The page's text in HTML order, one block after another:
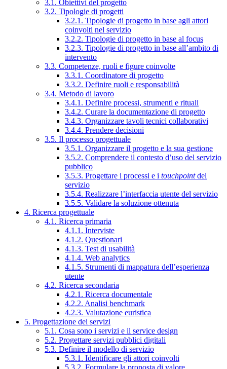
3.1. Obiettivi del progetto
3.2. Tipologie di progetti
3.2.1. Tipologie di progetto in base agli attori
coinvolti nel servizio
3.2.2. Tipologie di progetto in base al focus
3.2.3. Tipologie di progetto in base all’ambito di
intervento
3.3. Competenze, ruoli e figure coinvolte
3.3.1. Coordinatore di progetto
3.3.2. Definire ruoli e responsabilità
3.4. Metodo di lavoro
3.4.1. Definire processi, strumenti e rituali
3.4.2. Curare la documentazione di progetto
3.4.3. Organizzare tavoli tecnici collaborativi
3.4.4. Prendere decisioni
3.5. Il processo progettuale
3.5.1. Organizzare il progetto e la sua gestione
3.5.2. Comprendere il contesto d’uso del servizio
pubblico
3.5.3. Progettare i processi e i touchpointdel
servizio
3.5.4. Realizzare l’interfaccia utente del servizio
3.5.5. Validare la soluzione ottenuta
4. Ricerca progettuale
4.1. Ricerca primaria
4.1.1. Interviste
4.1.2. Questionari
4.1.3. Test di usabilità
4.1.4. Web analytics
4.1.5. Strumenti di mappatura dell’esperienza
utente
4.2. Ricerca secondaria
4.2.1. Ricerca documentale
4.2.2. Analisi benchmark
4.2.3. Valutazione euristica
5. Progettazione dei servizi
5.1. Cosa sono i servizi e il service design
5.2. Progettare servizi pubblici digitali
5.3. Definire il modello di servizio
5.3.1. Identificare gli attori coinvolti
5.3.2. Formulare la proposta di valore